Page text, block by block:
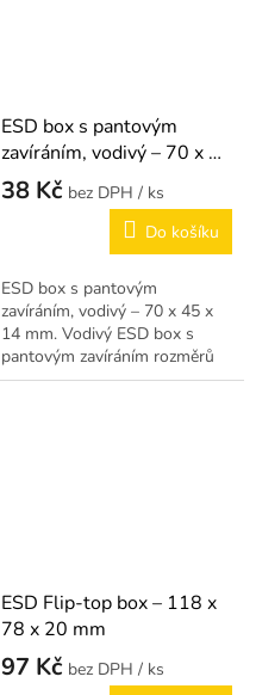
ESD box s pantovým
zavíráním, vodivý – 70 x 45
x 14 mm
38 Kč
/ ks
Do košíku
ESD box s pantovým
zavíráním, vodivý – 70 x 45 x
14 mm. Vodivý ESD box s
pantovým zavíráním rozměrů
70 x 45 x 14 mm.
ESD Flip-top box – 118 x
78 x 20 mm
97 Kč
/ ks